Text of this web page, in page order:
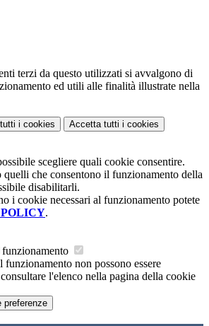
terzi da questo utilizzati si avvalgono di
ed utili alle finalità illustrate nella
i cookies Accetta tutti i cookies
scegliere quali cookie consentire.
quelli che consentono il funzionamento della
disabilitarli.
i cookie necessari al funzionamento potete
.
funzionamento non possono essere
l'elenco nella pagina della cookie
preferenze